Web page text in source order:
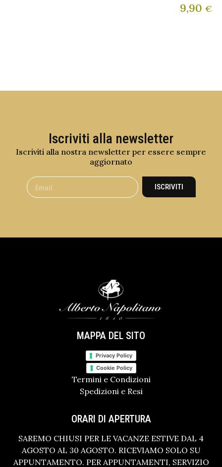
9,90 €
Iscriviti alla newsletter
Iscriviti alla nostra newsletter per essere sempre
aggiornato
ISCRIVITI
MAPPA DEL SITO
Privacy Policy
Cookie Policy
Termini e Condizioni
Spedizioni e Resi
ORARI DI APERTURA
SAREMO CHIUSI PER LE VACANZE ESTIVE DAL 4
AGOSTO AL 30 AGOSTO. RICEVIAMO SOLO SU
APPUNTAMENTO. PER APPUNTAMENTI, SERVIZIO